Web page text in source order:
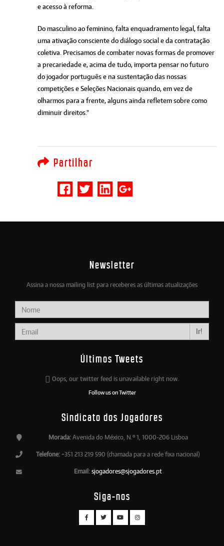
e acesso à reforma.
Do masculino ao feminino, falta enquadramento legal, falta
uma ativação consciente do diálogo social e da contratação
coletiva. Precisamos de combater novas formas de promover
a precariedade e, acima de tudo, importa pensar no futuro
do jogador português e na sustentação das nossas
competições e Seleções Nacionais quando, em vez de
olharmos para a frente, alguns ainda refletem sobre como
diminuir direitos."
Partilhar
Newsletter
Assina a nossa mailing list para receberes as últimas atualizações
Ir!
Últimos Tweets
Oops, our twitter feed is unavailable right now.
Follow us on Twitter
Sindicato dos Jogadores
Morada:Avenida do México, N.º 1, 1000-206 Lisboa
Telefone: +351 213 219 590 (chamada para a rede fixa nacional)
Email: sjogadores@sjogadores.pt
Siga-nos